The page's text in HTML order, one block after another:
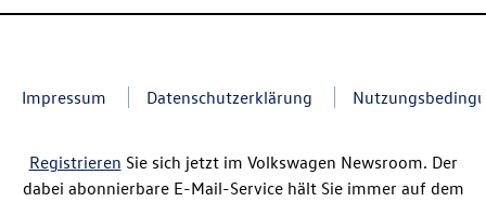
Impressum Datenschutzerklärung
Registrieren Sie sich jetzt im Volkswagen Newsroom. Der
dabei abonnierbare E-Mail-Service hält Sie immer auf dem